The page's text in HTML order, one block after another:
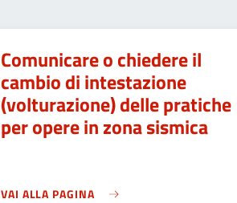
Comunicare o chiedere il
cambio di intestazione
(volturazione) delle pratiche
per opere in zona sismica
VAI ALLA PAGINA